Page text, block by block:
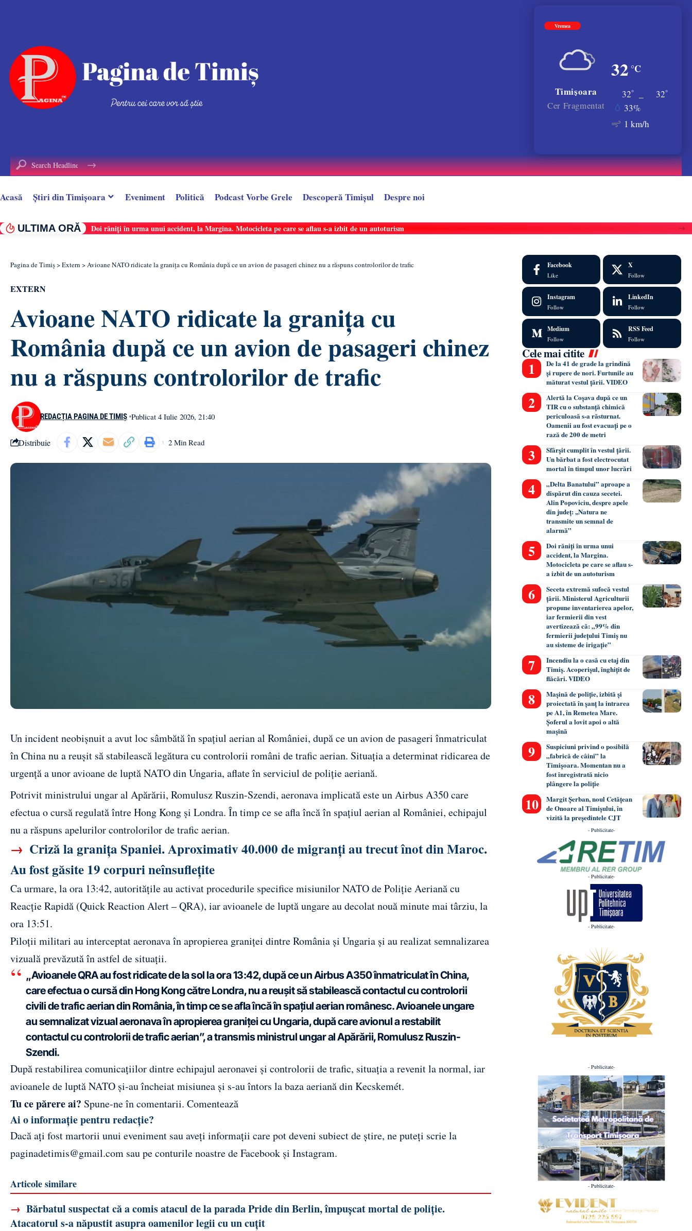
Vremea
32 °C
Timișoara
Cer Fragmentat
32° 32°
33%
1 km/h
Acasă Știri din Timișoara Eveniment Politică Podcast Vorbe Grele Descoperă Timișul Despre noi
ULTIMA ORĂ Doi răniți în urma unui accident, la Margina. Motocicleta pe care se aflau s-a izbit de un autoturism
Pagina de Timiș>Extern >Avioane NATO ridicate la granița cu România după ce un avion de pasageri chinez nu a răspuns controlorilor de trafic
EXTERN
Avioane NATO ridicate la granița cu
România după ce un avion de pasageri chinez
nu a răspuns controlorilor de trafic
REDACȚIA PAGINA DE TIMIȘ Publicat 4 Iulie 2026, 21:40
Distribuie 2 Min Read
Un incident neobișnuit a avut loc sâmbătă în spațiul aerian al României, după ce un avion de pasageri înmatriculat
în China nu a reușit să stabilească legătura cu controlorii români de trafic aerian. Situația a determinat ridicarea de
urgență a unor avioane de luptă NATO din Ungaria, aflate în serviciul de poliție aeriană.
Potrivit ministrului ungar al Apărării, Romulusz Ruszin-Szendi, aeronava implicată este un Airbus A350 care
efectua o cursă regulată între Hong Kong și Londra. În timp ce se afla încă în spațiul aerian al României, echipajul
nu a răspuns apelurilor controlorilor de trafic aerian.
→ Criză la granița Spaniei. Aproximativ 40.000 de migranți au trecut înot din Maroc.
Au fost găsite 19 corpuri neînsuflețite
Ca urmare, la ora 13:42, autoritățile au activat procedurile specifice misiunilor NATO de Poliție Aeriană cu
Reacție Rapidă (Quick Reaction Alert – QRA), iar avioanele de luptă ungare au decolat nouă minute mai târziu, la
ora 13:51.
Piloții militari au interceptat aeronava în apropierea graniței dintre România și Ungaria și au realizat semnalizarea
vizuală prevăzută în astfel de situații.
„Avioanele QRA au fost ridicate de la sol la ora 13:42, după ce un Airbus A350 înmatriculat în China,
care efectua o cursă din Hong Kong către Londra, nu a reușit să stabilească contactul cu controlorii
civili de trafic aerian din România, în timp ce se afla încă în spațiul aerian românesc. Avioanele ungare
au semnalizat vizual aeronava în apropierea graniței cu Ungaria, după care avionul a restabilit
contactul cu controlorii de trafic aerian”, a transmis ministrul ungar al Apărării, Romulusz Ruszin-
Szendi.
După restabilirea comunicațiilor dintre echipajul aeronavei și controlorii de trafic, situația a revenit la normal, iar
avioanele de luptă NATO și-au încheiat misiunea și s-au întors la baza aeriană din Kecskemét.
Tu ce părere ai? Spune-ne în comentarii. Comentează
Ai o informație pentru redacție?
Dacă ați fost martorii unui eveniment sau aveți informații care pot deveni subiect de știre, ne puteți scrie la
paginadetimis@gmail.com sau pe conturile noastre deFacebook și Instagram.
Articole similare
→ Bărbatul suspectat că a comis atacul de la parada Pride din Berlin, împușcat mortal de poliție.
Atacatorul s-a năpustit asupra oamenilor legii cu un cuțit
Facebook
Like
X
Follow
Instagram
Follow
LinkedIn
Follow
Medium
Follow
RSS Feed
Follow
Cele mai citite
De la 41 de grade la grindină
și rupere de nori. Furtunile au
măturat vestul țării. VIDEO
Alertă la Coșava după ce un
TIR cu o substanță chimică
periculoasă s-a răsturnat.
Oamenii au fost evacuați pe o
rază de 200 de metri
Sfârșit cumplit în vestul țării.
Un bărbat a fost electrocutat
mortal în timpul unor lucrări
„Delta Banatului” aproape a
dispărut din cauza secetei.
Alin Popoviciu, despre apele
din județ: ,,Natura ne
transmite un semnal de
alarmă”
Doi răniți în urma unui
accident, la Margina.
Motocicleta pe care se aflau s-
a izbit de un autoturism
Seceta extremă sufocă vestul
țării. Ministerul Agriculturii
propune inventarierea apelor,
iar fermierii din vest
avertizează că: „99% din
fermierii județului Timiș nu
au sisteme de irigație”
Incendiu la o casă cu etaj din
Timiș. Acoperișul, înghițit de
flăcări. VIDEO
Mașină de poliție, izbită și
proiectată în șanț la intrarea
pe A1, în Remetea Mare.
Șoferul a lovit apoi o altă
mașină
Suspiciuni privind o posibilă
„fabrică de câini” la
Timișoara. Momentan nu a
fost înregistrată nicio
plângere la poliție
Margit Șerban, noul Cetățean
de Onoare al Timișului, în
vizită la președintele CJT
- Publicitate-
- Publicitate-
- Publicitate-
- Publicitate-
- Publicitate-